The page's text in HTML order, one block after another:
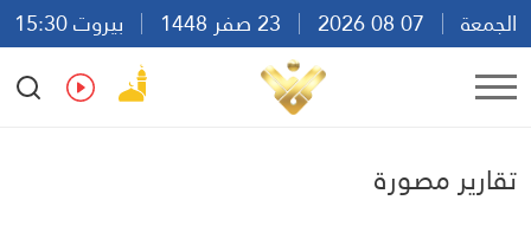
الجمعة
بيروت 15:30
Ar
En Fr Es
تقارير مصورة